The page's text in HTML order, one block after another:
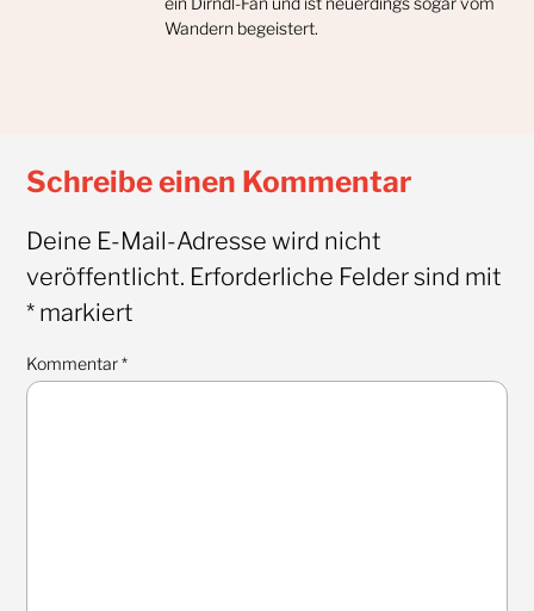
Wandern begeistert.
Schreibe einen Kommentar
Deine E-Mail-Adresse wird nicht
veröffentlicht. Erforderliche Felder sind mit
*markiert
Kommentar*